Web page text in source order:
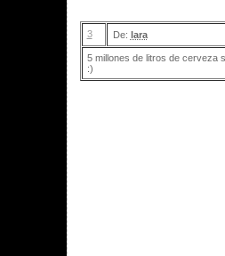
3 De: lara
5 millones de litros de cerveza
:)